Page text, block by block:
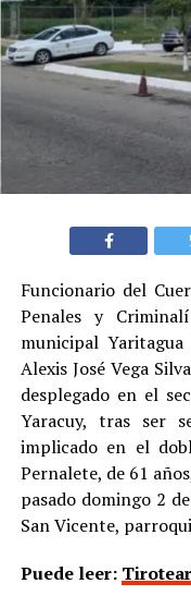
Funcionario del
Penales y
municipal
Alexis José Vega
desplegado en el
Yaracuy, tras ser
implicado en el
Pernalete, de 61
pasado domingo 2
San Vicente,
Puede leer: